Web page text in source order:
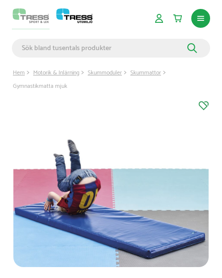
Hem Motorik & Inlärning Skummoduler
Skummattor
Gymnastikmatta mjuk